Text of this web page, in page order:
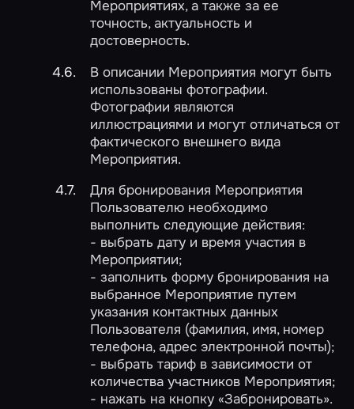
Мероприятиях, а также за ее
точность, актуальность и
достоверность.
В описании Мероприятия могут быть
использованы фотографии.
Фотографии являются
иллюстрациями и могут отличаться от
фактического внешнего вида
Мероприятия.
Для бронирования Мероприятия
Пользователю необходимо
выполнить следующие действия:
- выбрать дату и время участия в
Мероприятии;
- заполнить форму бронирования на
выбранное Мероприятие путем
указания контактных данных
Пользователя (фамилия, имя, номер
телефона, адрес электронной почты);
- выбрать тариф в зависимости от
количества участников Мероприятия;
- нажать на кнопку «Забронировать».